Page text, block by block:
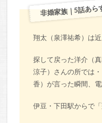
非婚家族｜5話あら
翔太（泉澤祐希）は近
探して戻った洋介（
涼子）さんの所では
香）が言った瞬間、電
伊豆・下田駅からで